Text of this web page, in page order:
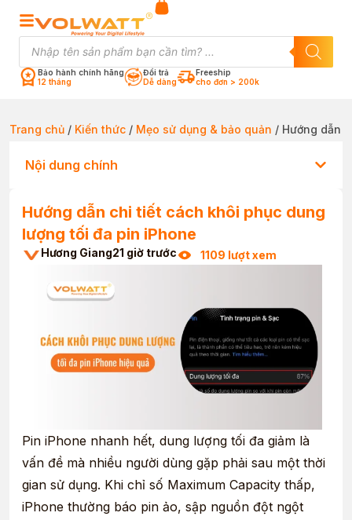
Bảo hành chính hãng
12 tháng
Đổi trả
Dễ dàng
Freeship
cho đơn > 200k
Trang chủ / Kiến thức / Mẹo sử dụng & bảo quản / Hướng dẫn
Nội dung chính
Hướng dẫn chi tiết cách khôi phục dung
lượng tối đa pin iPhone
Hương Giang21 giờ trước 1109 lượt xem
Pin iPhone nhanh hết, dung lượng tối đa giảm là
vấn đề mà nhiều người dùng gặp phải sau một thời
gian sử dụng. Khi chỉ số Maximum Capacity thấp,
iPhone thường báo pin ảo, sập nguồn đột ngột